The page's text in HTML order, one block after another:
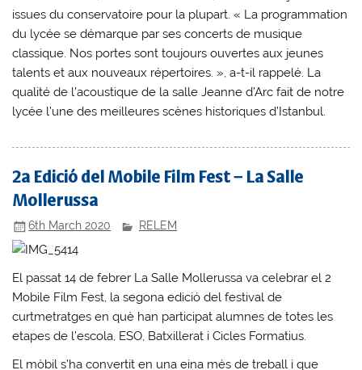
issues du conservatoire pour la plupart. « La programmation
du lycée se démarque par ses concerts de musique
classique. Nos portes sont toujours ouvertes aux jeunes
talents et aux nouveaux répertoires. », a-t-il rappelé. La
qualité de l’acoustique de la salle Jeanne d’Arc fait de notre
lycée l’une des meilleures scènes historiques d’Istanbul.
2a Edició del Mobile Film Fest – La Salle
Mollerussa
6th March 2020 RELEM
El passat 14 de febrer La Salle Mollerussa va celebrar el 2
Mobile Film Fest, la segona edició del festival de
curtmetratges en què han participat alumnes de totes les
etapes de l’escola, ESO, Batxillerat i Cicles Formatius.
El mòbil s’ha convertit en una eina més de treball i que